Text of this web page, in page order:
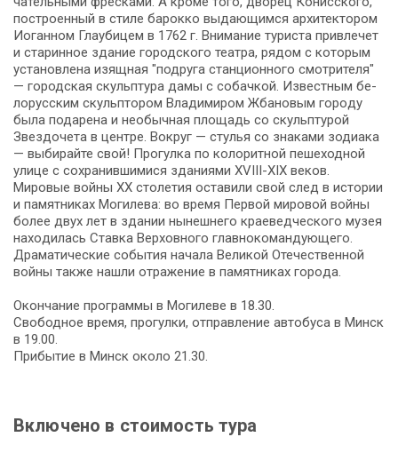
по­стро­ен­ный в сти­ле ба­рок­ко вы­да­ю­щим­ся ар­хи­тек­то­ром
Иоган­ном Глау­би­цем в 1762 г. Внимание ту­ри­ста привлечет
и ста­рин­ное здание го­род­ско­го те­ат­ра, ря­дом с ко­то­рым
уста­нов­ле­на изящ­ная "подруга станционного смотрителя"
— городская скульп­ту­ра дамы с со­бач­кой. Известным бе­
ло­рус­ским скульптором Владимиром Жбановым го­ро­ду
бы­ла подарена и необычная пло­щадь со скульптурой
Звез­до­че­та в цен­тре. Во­круг — стулья со знаками зодиака
— выбирайте свой! Прогулка по ко­ло­рит­ной пе­ше­ход­ной
ули­це с сохранившимися зда­ни­я­ми XVIII-XIX ве­ков.
Мировые вой­ны ХХ сто­ле­тия оста­ви­ли свой след в ис­то­рии
и па­мят­ни­ках Могилева: во вре­мя Первой ми­ро­вой вой­ны
бо­лее двух лет в зда­нии ны­неш­не­го кра­е­вед­че­ско­го му­зея
на­хо­ди­лась Ставка Верховного главнокомандующего.
Драматические со­бы­тия на­ча­ла Ве­ли­кой Оте­че­ствен­ной
вой­ны так­же нашли от­ра­же­ние в па­мят­ни­ках го­ро­да.
Окон­ча­ние про­грам­мы в Могилеве в 18.30.
Сво­бод­ное вре­мя, про­гул­ки, отправление ав­то­бу­са в Минск
в 19.00.
При­бы­тие в Минск око­ло 21.30.
Включено в стоимость тура